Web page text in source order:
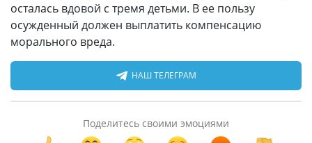
осталась вдовой с тремя детьми. В ее пользу
осужденный должен выплатить компенсацию
морального вреда.
НАШ ТЕЛЕГРАМ
Поделитесь своими эмоциями